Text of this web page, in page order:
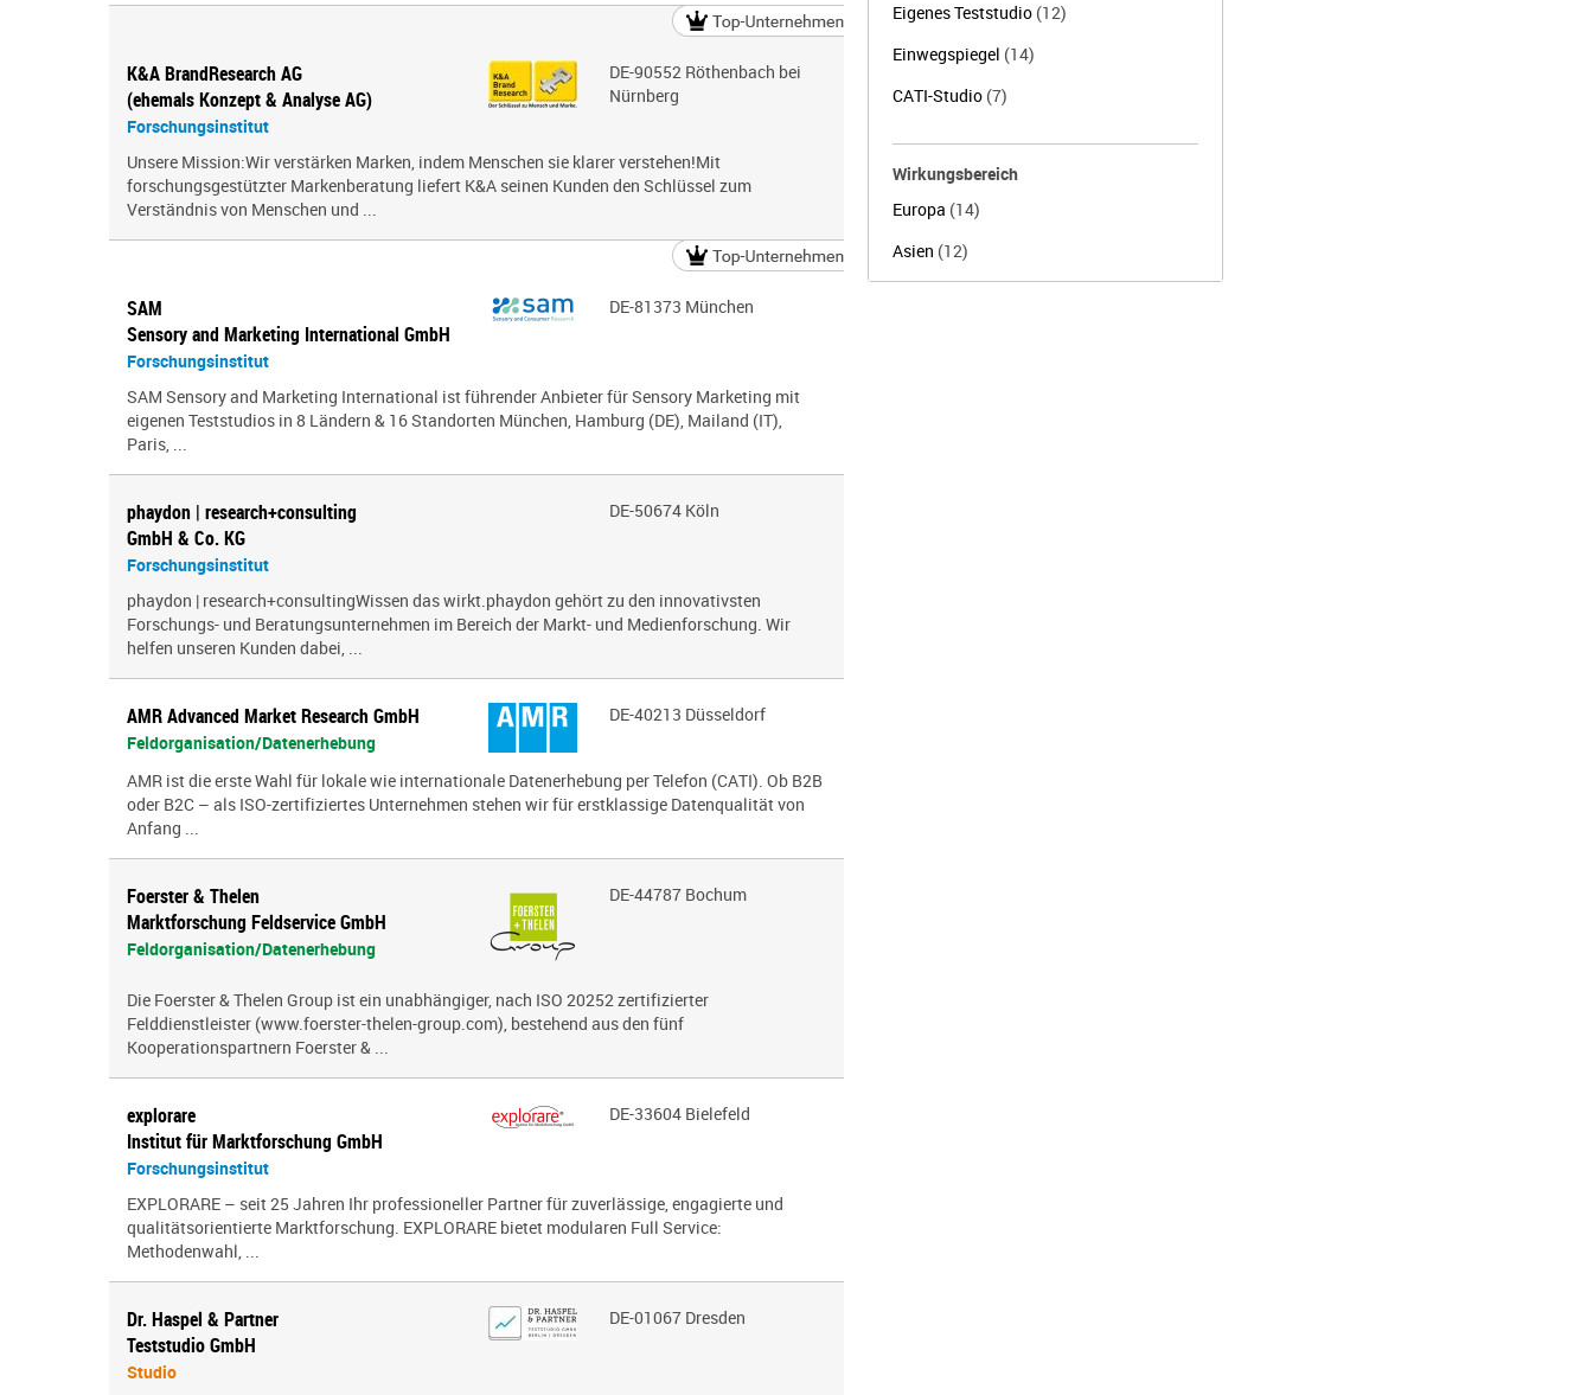
K&A BrandResearch AG
(ehemals Konzept & Analyse AG)
Forschungsinstitut
DE-90552 Röthenbach bei
Nürnberg
Unsere Mission:Wir verstärken Marken, indem Menschen sie klarer verstehen!Mit
forschungsgestützter Markenberatung liefert K&A seinen Kunden den Schlüssel zum
Verständnis von Menschen und ...
SAM
Sensory and Marketing International GmbH
Forschungsinstitut
DE-81373 München
SAM Sensory and Marketing International ist führender Anbieter für Sensory Marketing mit
eigenen Teststudios in 8 Ländern & 16 Standorten München, Hamburg (DE), Mailand (IT),
Paris, ...
phaydon | research+consulting
GmbH & Co. KG
Forschungsinstitut
DE-50674 Köln
phaydon | research+consultingWissen das wirkt.phaydon gehört zu den innovativsten
Forschungs- und Beratungsunternehmen im Bereich der Markt- und Medien­for­schung. Wir
helfen unseren Kunden dabei, ...
AMR Advanced Market Research GmbH
Feldorganisation/Datenerhebung
DE-40213 Düsseldorf
AMR ist die erste Wahl für lokale wie internationale Datenerhebung per Telefon (CATI). Ob B2B
oder B2C – als ISO-zertifiziertes Unternehmen stehen wir für erstklassige Datenqualität von
Anfang ...
Foerster & Thelen
Marktforschung Feldservice GmbH
Feldorganisation/Datenerhebung
DE-44787 Bochum
Die Foerster & Thelen Group ist ein unabhängiger, nach ISO 20252 zertifizierter
Felddienstleister (www.foerster-thelen-group.com), bestehend aus den fünf
Kooperationspartnern Foerster & ...
explorare
Institut für Marktforschung GmbH
Forschungsinstitut
DE-33604 Bielefeld
EXPLORARE – seit 25 Jahren Ihr professioneller Partner für zuverlässige, engagierte und
qualitätsorientierte Marktforschung. EXPLORARE bietet modularen Full Service:
Methodenwahl, ...
Dr. Haspel & Partner
Teststudio GmbH
Studio
DE-01067 Dresden
Eigenes Teststudio (12)
Einwegspiegel (14)
CATI-Studio (7)
Wirkungsbereich
Europa (14)
Asien (12)